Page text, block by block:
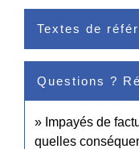
Textes de
Questions ?
Impayés de
quelles